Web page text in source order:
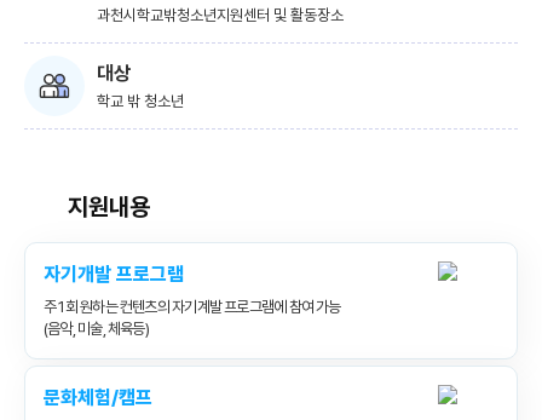
과천시학교밖청소년지원센터 및 활동장소
대상
학교 밖 청소년
지원내용
자기개발 프로그램
주 1회 원하는 컨텐츠의 자기계발 프로그램에 참여 가능
(음악, 미술, 체육등)
문화체험/캠프